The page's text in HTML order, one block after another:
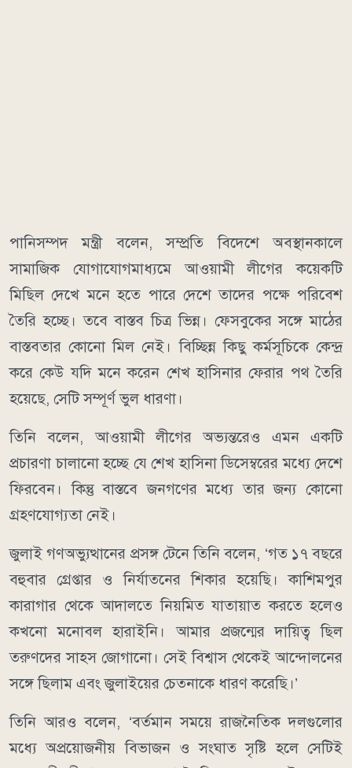
পানিসম্পদ মন্ত্রী বলেন, সম্প্রতি বিদেশে অবস্থানকালে
সামাজিক যোগাযোগমাধ্যমে আওয়ামী লীগের কয়েকটি
মিছিল দেখে মনে হতে পারে দেশে তাদের পক্ষে পরিবেশ
তৈরি হচ্ছে। তবে বাস্তব চিত্র ভিন্ন। ফেসবুকের সঙ্গে মাঠের
বাস্তবতার কোনো মিল নেই। বিচ্ছিন্ন কিছু কর্মসূচিকে কেন্দ্র
করে কেউ যদি মনে করেন শেখ হাসিনার ফেরার পথ তৈরি
হয়েছে, সেটি সম্পূর্ণ ভুল ধারণা।
তিনি বলেন, আওয়ামী লীগের অভ্যন্তরেও এমন একটি
প্রচারণা চালানো হচ্ছে যে শেখ হাসিনা ডিসেম্বরের মধ্যে দেশে
ফিরবেন। কিন্তু বাস্তবে জনগণের মধ্যে তার জন্য কোনো
গ্রহণযোগ্যতা নেই।
জুলাই গণঅভ্যুত্থানের প্রসঙ্গ টেনে তিনি বলেন, ‘গত ১৭ বছরে
বহুবার গ্রেপ্তার ও নির্যাতনের শিকার হয়েছি। কাশিমপুর
কারাগার থেকে আদালতে নিয়মিত যাতায়াত করতে হলেও
কখনো মনোবল হারাইনি। আমার প্রজন্মের দায়িত্ব ছিল
তরুণদের সাহস জোগানো। সেই বিশ্বাস থেকেই আন্দোলনের
সঙ্গে ছিলাম এবং জুলাইয়ের চেতনাকে ধারণ করেছি।’
তিনি আরও বলেন, ‘বর্তমান সময়ে রাজনৈতিক দলগুলোর
মধ্যে অপ্রয়োজনীয় বিভাজন ও সংঘাত সৃষ্টি হলে সেটিই